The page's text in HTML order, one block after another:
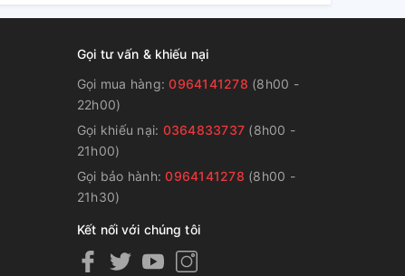
Gọi tư vấn & khiếu nại
Gọi mua hàng:0964141278 (8h00 -
22h00)
Gọi khiếu nại: 0364833737 (8h00 -
21h00)
Gọi bảo hành:0964141278 (8h00 -
21h30)
Kết nối với chúng tôi